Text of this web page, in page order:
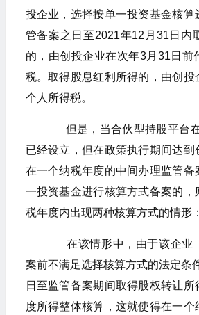
投企业，选择按单一投资基金核算
管备案之日至2021年12月31日内
的，由创投企业在次年3月31日前
税。取得股息红利所得的，由创投
个人所得税。
但是，当合伙型持股平台
已经设立，但在政策执行期间达到
在一个纳税年度的中间办理监管备
一投资基金进行核算方式备案的，
税年度内出现两种核算方式的情形：
在该情形中，由于该企业
案前不满足选择核算方式的法定条
日至监管备案期间取得股权转让
度所得整体核算，这就使得在一个